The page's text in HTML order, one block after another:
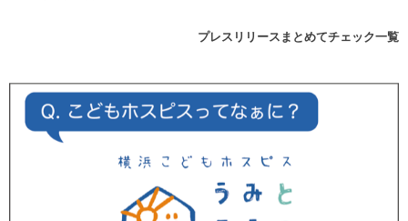
プレスリリースまとめてチェック一覧